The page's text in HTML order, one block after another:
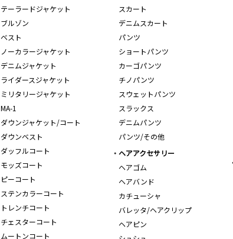
テーラードジャケット
ブルゾン
ベスト
ノーカラージャケット
デニムジャケット
ライダースジャケット
ミリタリージャケット
MA-1
ダウンジャケット/コート
ダウンベスト
ダッフルコート
モッズコート
ピーコート
ステンカラーコート
トレンチコート
チェスターコート
ムートンコート
スカート
デニムスカート
パンツ
ショートパンツ
カーゴパンツ
チノパンツ
スウェットパンツ
スラックス
デニムパンツ
パンツ/その他
ヘアアクセサリー
ヘアゴム
ヘアバンド
カチューシャ
バレッタ/ヘアクリップ
ヘアピン